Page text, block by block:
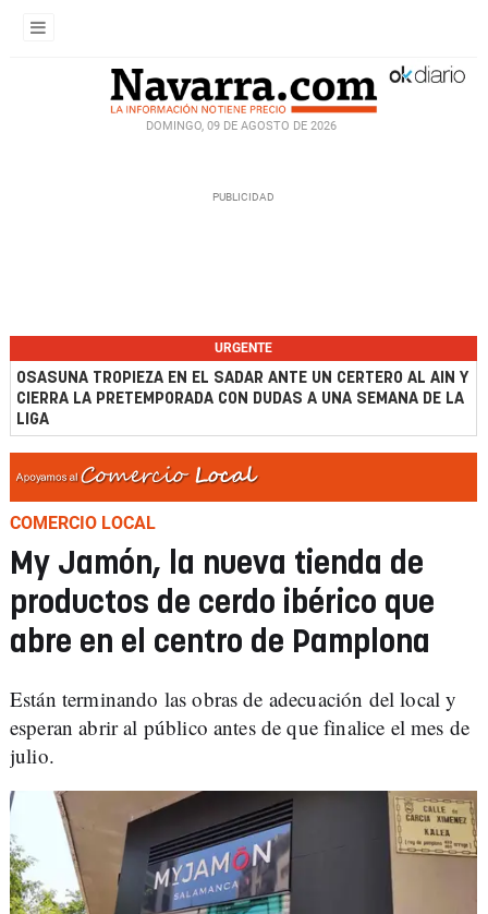
DOMINGO, 09 DE AGOSTO DE 2026
URGENTE
OSASUNA TROPIEZA EN EL SADAR ANTE UN CERTERO AL AIN Y
CIERRA LA PRETEMPORADA CON DUDAS A UNA SEMANA DE LA
LIGA
COMERCIO LOCAL
My Jamón, la nueva tienda de
productos de cerdo ibérico que
abre en el centro de Pamplona
Están terminando las obras de adecuación del local y
esperan abrir al público antes de que finalice el mes de
julio.